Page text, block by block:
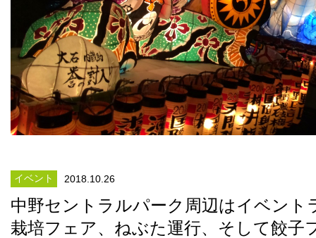
イベント 2018.10.26
中野セントラルパーク周辺はイベント
栽培フェア、ねぶた運行、そして餃子